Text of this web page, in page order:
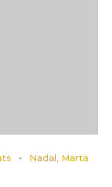
-
Nadal, Marta